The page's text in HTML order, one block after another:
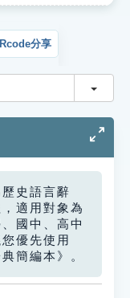
分享
切換
史語言辭
適用對象為
國中、高中
優先使用
簡編本》。